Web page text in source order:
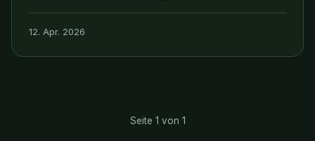
12. Apr. 2026
Seite 1 von 1